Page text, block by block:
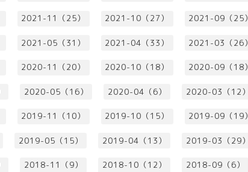
2021-11（25） 2021-10（27） 2021-09（25）
2021-05（31） 2021-04（33） 2021-03（26）
2020-11（20） 2020-10（18） 2020-09（18）
2020-05（16） 2020-04（6） 2020-03（12）
2019-11（10） 2019-10（15） 2019-09（19）
2019-05（15） 2019-04（13） 2019-03（29）
2018-11（9） 2018-10（12） 2018-09（6）